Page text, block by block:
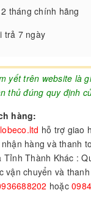
tháng chính hãng
trả 7 ngày
yết trên website là
thủ đúng quy định
hàng:
hỗ trợ giao
hàng và thanh
Tỉnh Thành Khác :
vận chuyển và
hoặc